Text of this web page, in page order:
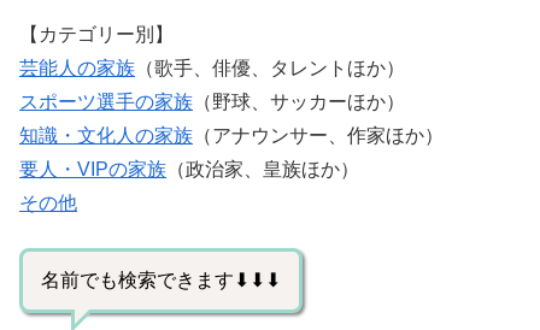
【カテゴリー別】
芸能人の家族 （歌手、俳優、タレントほか）
スポーツ選手の家族 （野球、サッカーほか）
知識・文化人の家族 （アナウンサー、作家ほか）
要人・VIPの家族 （政治家、皇族ほか）
その他
名前でも検索できます⬇⬇⬇